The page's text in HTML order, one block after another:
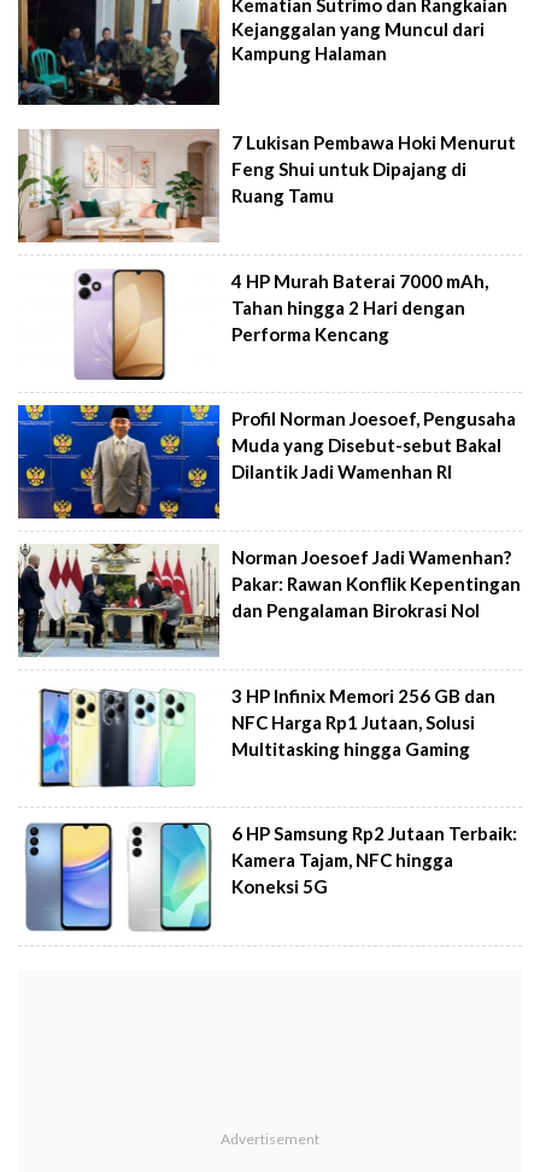
Kematian Sutrimo dan Rangkaian
Kejanggalan yang Muncul dari
Kampung Halaman
7 Lukisan Pembawa Hoki Menurut
Feng Shui untuk Dipajang di
Ruang Tamu
4 HP Murah Baterai 7000 mAh,
Tahan hingga 2 Hari dengan
Performa Kencang
Profil Norman Joesoef, Pengusaha
Muda yang Disebut-sebut Bakal
Dilantik Jadi Wamenhan RI
Norman Joesoef Jadi Wamenhan?
Pakar: Rawan Konflik Kepentingan
dan Pengalaman Birokrasi Nol
3 HP Infinix Memori 256 GB dan
NFC Harga Rp1 Jutaan, Solusi
Multitasking hingga Gaming
6 HP Samsung Rp2 Jutaan Terbaik:
Kamera Tajam, NFC hingga
Koneksi 5G